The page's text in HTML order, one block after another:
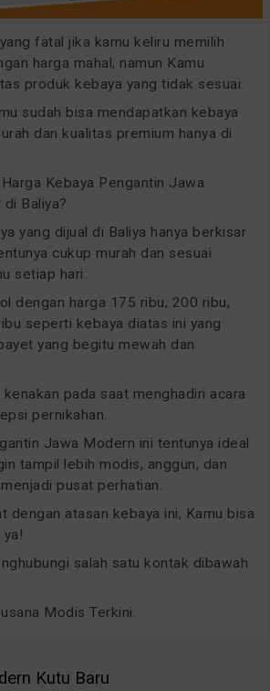
fatal jika kamu keliru memilih
harga mahal, namun Kamu
produk kebaya yang tidak sesuai.
sudah bisa mendapatkan kebaya
dan kualitas premium hanya di
Kebaya Pengantin Jawa
Baliya?
yang dijual di Baliya hanya berkisar
cukup murah dan sesuai
setiap hari.
dengan harga 175 ribu, 200 ribu,
seperti kebaya diatas ini yang
yang begitu mewah dan
pada saat menghadiri acara
pernikahan.
Jawa Modern ini tentunya ideal
tampil lebih modis, anggun, dan
pusat perhatian.
dengan atasan kebaya ini, Kamu bisa
salah satu kontak dibawah
Modis Terkini.
Kutu Baru